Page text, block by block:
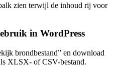
zien terwijl de inhoud rij voor
in WordPress
brondbestand” en download
XLSX- of CSV-bestand.